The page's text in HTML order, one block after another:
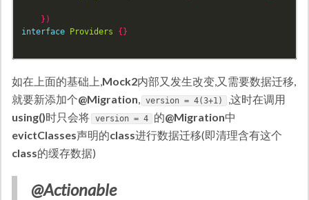
})
interface
Providers {}
如在上面的基础上,Mock2内部又发生改变,又需要数据迁移,
就要新添加个@Migration, version = 4(3+1)
,这时在调用
using()时只会将 version = 4 的@Migration中
evictClasses声明的class进行数据迁移(即清理含有这个
class的缓存数据)
@Actionable